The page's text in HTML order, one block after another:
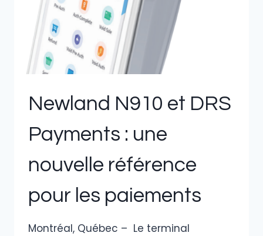
Newland N910 et DRS
Payments : une
nouvelle référence
pour les paiements
Montréal, Québec – Le terminal